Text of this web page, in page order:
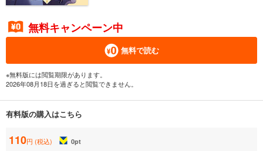
無料キャンペーン中
無料で読む
※無料版には閲覧期限があります。
2026年08月18日を過ぎると閲覧できません。
有料版の購入はこちら
110円 (税込) 0pt